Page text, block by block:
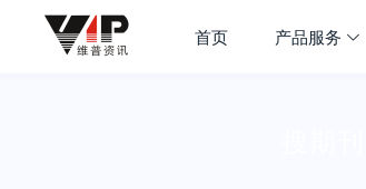
首页 产品服务